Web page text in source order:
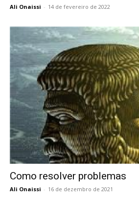
Ali Onaissi - 14 de fevereiro de 2022
Como resolver problemas
Ali Onaissi - 16 de dezembro de 2021